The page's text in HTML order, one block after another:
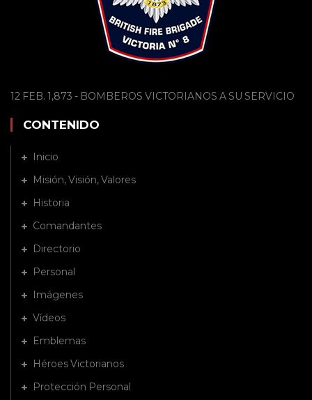
12 FEB. 1,873 - BOMBEROS VICTORIANOS A SU SERVICIO
CONTENIDO
Inicio
Misión, Visión, Valores
Historia
Comandantes
Directorio
Personal
Imágenes
Vídeos
Emblemas
Héroes Victorianos
Protección Personal